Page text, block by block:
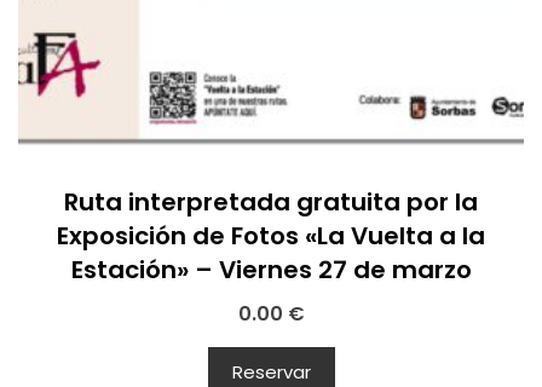
Ruta interpretada gratuita por la
Exposición de Fotos «La Vuelta a la
Estación» – Viernes 27 de marzo
0.00 €
Reservar